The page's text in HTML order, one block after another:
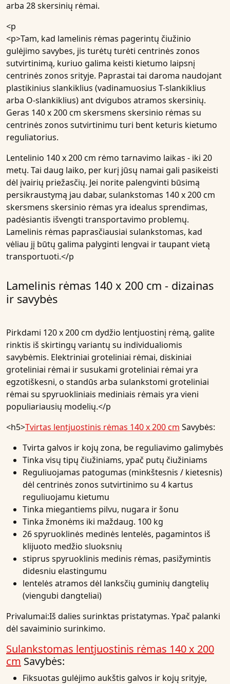
arba 28 skersinių rėmai.
<p
<p>Tam, kad lamelinis rėmas pagerintų čiužinio
gulėjimo savybes, jis turėtų turėti centrinės zonos
sutvirtinimą, kuriuo galima keisti kietumo laipsnį
centrinės zonos srityje. Paprastai tai daroma naudojant
plastikinius slankiklius (vadinamuosius T-slankiklius
arba O-slankiklius) ant dvigubos atramos skersinių.
Geras 140 x 200 cm skersmens skersinio rėmas su
centrinės zonos sutvirtinimu turi bent keturis kietumo
reguliatorius.
Lentelinio 140 x 200 cm rėmo tarnavimo laikas - iki 20
metų. Tai daug laiko, per kurį jūsų namai gali pasikeisti
dėl įvairių priežasčių. Jei norite palengvinti būsimą
persikraustymą jau dabar, sulankstomas 140 x 200 cm
skersmens skersinio rėmas yra idealus sprendimas,
padėsiantis išvengti transportavimo problemų.
Lamelinis rėmas paprasčiausiai sulankstomas, kad
vėliau jį būtų galima palyginti lengvai ir taupant vietą
transportuoti.</p
Lamelinis rėmas 140 x 200 cm - dizainas
ir savybės
Pirkdami 120 x 200 cm dydžio lentjuostinį rėmą, galite
rinktis iš skirtingų variantų su individualiomis
savybėmis. Elektriniai groteliniai rėmai, diskiniai
groteliniai rėmai ir susukami groteliniai rėmai yra
egzotiškesni, o standūs arba sulankstomi groteliniai
rėmai su spyruokliniais mediniais rėmais yra vieni
populiariausių modelių.</p
<h5>Tvirtas lentjuostinis rėmas 140 x 200 cm Savybės:
Tvirta galvos ir kojų zona, be reguliavimo galimybės
Tinka visų tipų čiužiniams, ypač putų čiužiniams
Reguliuojamas patogumas (minkštesnis / kietesnis)
dėl centrinės zonos sutvirtinimo su 4 kartus
reguliuojamu kietumu
Tinka miegantiems pilvu, nugara ir šonu
Tinka žmonėms iki maždaug. 100 kg
26 spyruoklinės medinės lentelės, pagamintos iš
klijuoto medžio sluoksnių
stiprus spyruoklinis medinis rėmas, pasižymintis
didesniu elastingumu
lentelės atramos dėl lanksčių guminių dangtelių
(viengubi dangteliai)
Privalumai:Iš dalies surinktas pristatymas. Ypač palanki
dėl savaiminio surinkimo.
Sulankstomas lentjuostinis rėmas 140 x 200
cm Savybės:
Fiksuotas gulėjimo aukštis galvos ir kojų srityje,